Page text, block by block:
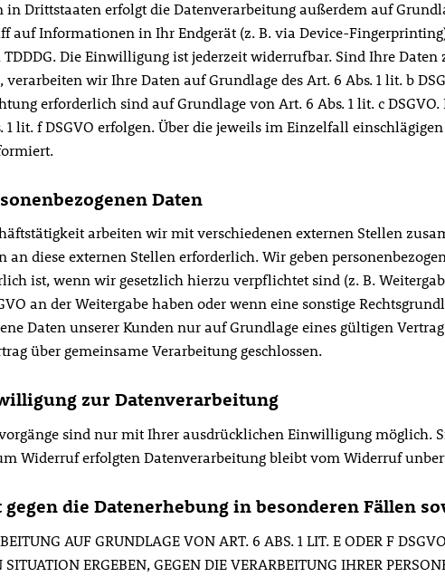
in Drittstaaten erfolgt die Datenverarbeitung außerdem auf
auf Informationen in Ihr Endgerät (z. B. via Device-
TDDDG. Die Einwilligung ist jederzeit widerrufbar. Sind Ihre
wir Ihre Daten auf Grundlage des Art. 6 Abs. 1 lit. b
erforderlich sind auf Grundlage von Art. 6 Abs. 1 lit. c
1 lit. f DSGVO erfolgen. Über die jeweils im Einzelfall
Daten
arbeiten wir mit verschiedenen externen Stellen
an diese externen Stellen erforderlich. Wir geben
ist, wenn wir gesetzlich hierzu verpflichtet sind (z. B.
an der Weitergabe haben oder wenn eine sonstige
Daten unserer Kunden nur auf Grundlage eines gültigen
über gemeinsame Verarbeitung geschlossen.
zur Datenverarbeitung
sind nur mit Ihrer ausdrücklichen Einwilligung möglich.
Widerruf erfolgten Datenverarbeitung bleibt vom Widerruf
die Datenerhebung in besonderen Fällen
AUF GRUNDLAGE VON ART. 6 ABS. 1 LIT. E ODER F
SITUATION ERGEBEN, GEGEN DIE VERARBEITUNG IHRER